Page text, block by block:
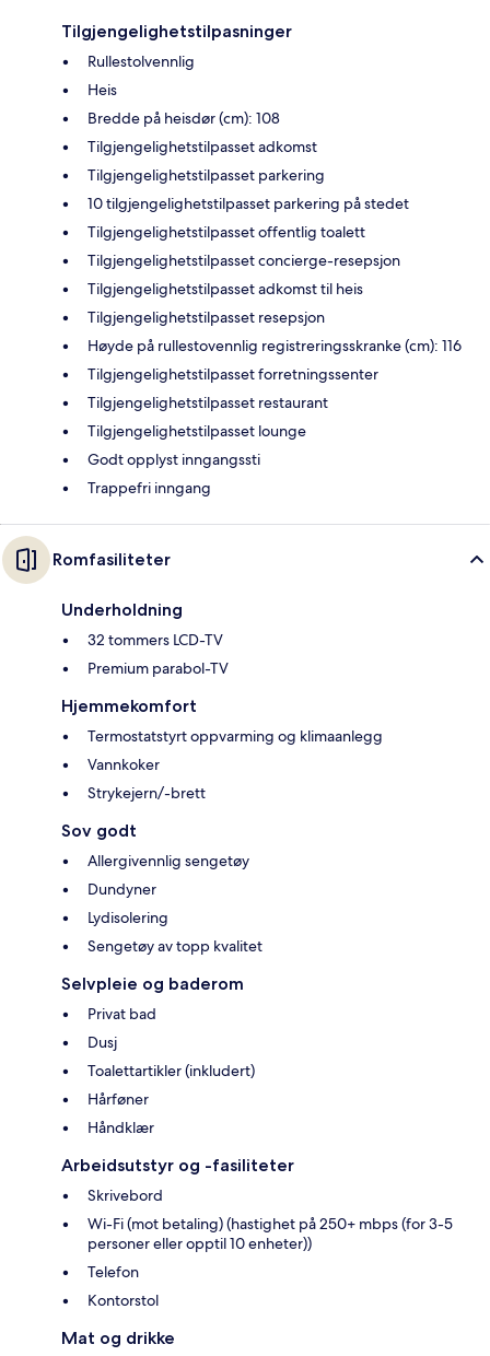
Tilgjengelighetstilpasninger
Rullestolvennlig
Heis
Bredde på heisdør (cm): 108
Tilgjengelighetstilpasset adkomst
Tilgjengelighetstilpasset parkering
10 tilgjengelighetstilpasset parkering på stedet
Tilgjengelighetstilpasset offentlig toalett
Tilgjengelighetstilpasset concierge-resepsjon
Tilgjengelighetstilpasset adkomst til heis
Tilgjengelighetstilpasset resepsjon
Høyde på rullestovennlig registreringsskranke (cm): 116
Tilgjengelighetstilpasset forretningssenter
Tilgjengelighetstilpasset restaurant
Tilgjengelighetstilpasset lounge
Godt opplyst inngangssti
Trappefri inngang
Romfasiliteter
Underholdning
32 tommers LCD-TV
Premium parabol-TV
Hjemmekomfort
Termostatstyrt oppvarming og klimaanlegg
Vannkoker
Strykejern/-brett
Sov godt
Allergivennlig sengetøy
Dundyner
Lydisolering
Sengetøy av topp kvalitet
Selvpleie og baderom
Privat bad
Dusj
Toalettartikler (inkludert)
Hårføner
Håndklær
Arbeidsutstyr og -fasiliteter
Skrivebord
Wi-Fi (mot betaling) (hastighet på 250+ mbps (for 3-5
personer eller opptil 10 enheter))
Telefon
Kontorstol
Mat og drikke